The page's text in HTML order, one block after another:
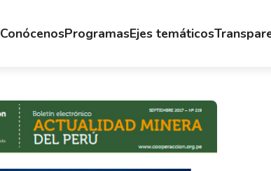
ConócenosProgramasEjes temáticos